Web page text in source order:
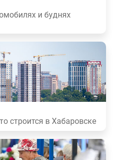
и буднях
строится в Хабаровске